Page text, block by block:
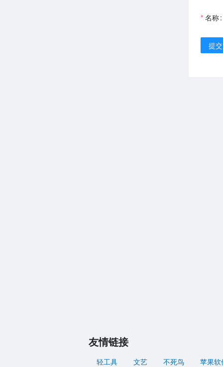
名称
提交
友情链接
轻工具 文艺 不死鸟 苹果